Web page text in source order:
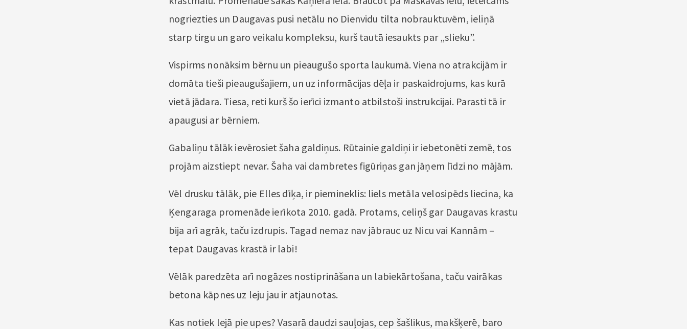
nogriezties un Daugavas pusi netālu no Dienvidu tilta nobrauktuvēm, ieliņā
starp tirgu un garo veikalu kompleksu, kurš tautā iesaukts par „slieku”.
Vispirms nonāksim bērnu un pieaugušo sporta laukumā. Viena no atrakcijām ir
domāta tieši pieaugušajiem, un uz informācijas dēļa ir paskaidrojums, kas kurā
vietā jādara. Tiesa, reti kurš šo ierīci izmanto atbilstoši instrukcijai. Parasti tā ir
apaugusi ar bērniem.
Gabaliņu tālāk ievērosiet šaha galdiņus. Rūtainie galdiņi ir iebetonēti zemē, tos
projām aizstiept nevar. Šaha vai dambretes figūriņas gan jāņem līdzi no mājām.
Vēl drusku tālāk, pie Elles dīķa, ir piemineklis: liels metāla velosipēds liecina, ka
Ķengaraga promenāde ierīkota 2010. gadā. Protams, celiņš gar Daugavas krastu
bija arī agrāk, taču izdrupis. Tagad nemaz nav jābrauc uz Nicu vai Kannām –
tepat Daugavas krastā ir labi!
Vēlāk paredzēta arī nogāzes nostiprināšana un labiekārtošana, taču vairākas
betona kāpnes uz leju jau ir atjaunotas.
Kas notiek lejā pie upes? Vasarā daudzi sauļojas, cep šašlikus, makšķerē, baro